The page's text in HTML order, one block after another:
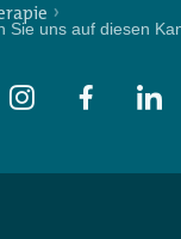
Sie uns auf diesen